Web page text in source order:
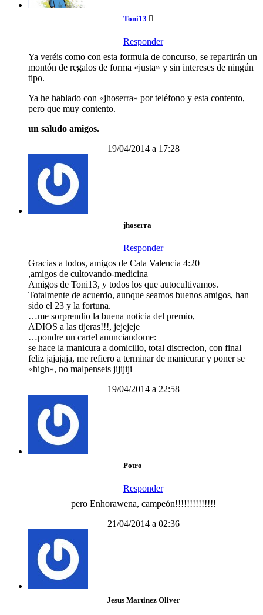
Toni13
Responder
Ya veréis como con esta formula de concurso, se repartirán un
montón de regalos de forma «justa» y sin intereses de ningún
tipo.
Ya he hablado con «jhoserra» por teléfono y esta contento,
pero que muy contento.
un saludo amigos.
19/04/2014 a 17:28
jhoserra
Responder
Gracias a todos, amigos de Cata Valencia 4:20
,amigos de cultovando-medicina
Amigos de Toni13, y todos los que autocultivamos.
Totalmente de acuerdo, aunque seamos buenos amigos, han
sido el 23 y la fortuna.
…me sorprendio la buena noticia del premio,
ADIOS a las tijeras!!!, jejejeje
…pondre un cartel anunciandome:
se hace la manicura a domicilio, total discrecion, con final
feliz jajajaja, me refiero a terminar de manicurar y poner se
«high», no malpenseis jijijiji
19/04/2014 a 22:58
Potro
Responder
pero Enhorawena, campeón!!!!!!!!!!!!!!
21/04/2014 a 02:36
Jesus Martinez Oliver